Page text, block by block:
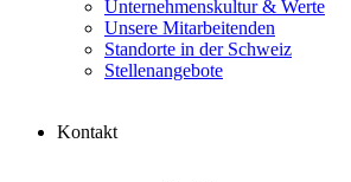
Unternehmenskultur & Werte
Unsere Mitarbeitenden
Standorte in der Schweiz
Stellenangebote
Kontakt